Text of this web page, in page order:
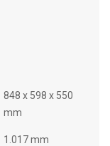
848 x 598 x 550
mm
1.017 mm